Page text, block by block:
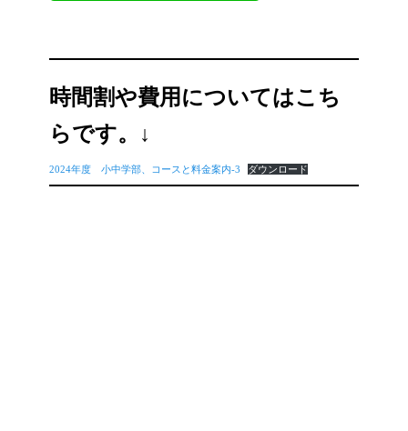
時間割や費用についてはこち
らです。↓
2024年度 小中学部、コースと料金案内-3 ダウンロード